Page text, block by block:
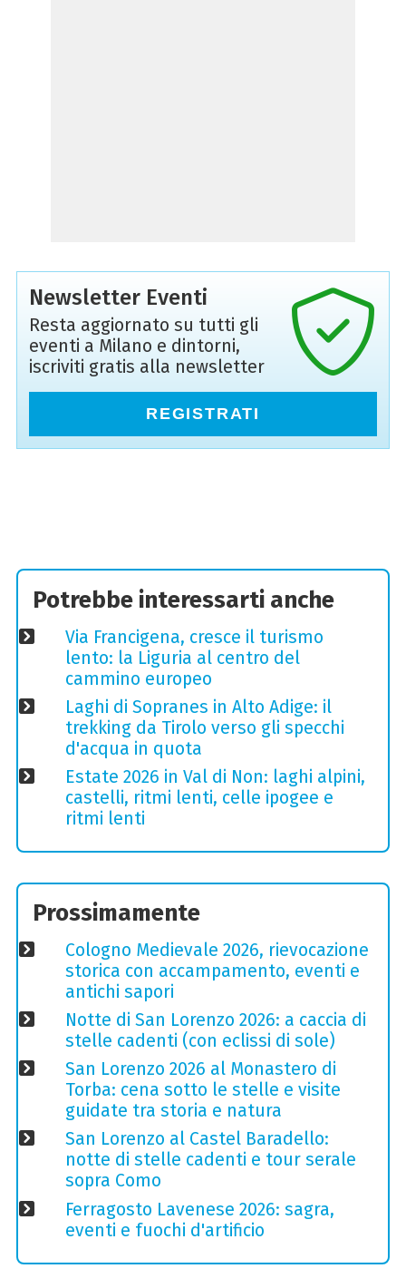
Newsletter Eventi
Resta aggiornato su tutti gli
eventi a Milano e dintorni,
iscriviti gratis alla newsletter
REGISTRATI
Potrebbe interessarti anche
Via Francigena, cresce il turismo
lento: la Liguria al centro del
cammino europeo
Laghi di Sopranes in Alto Adige: il
trekking da Tirolo verso gli specchi
d'acqua in quota
Estate 2026 in Val di Non: laghi alpini,
castelli, ritmi lenti, celle ipogee e
ritmi lenti
Prossimamente
Cologno Medievale 2026, rievocazione
storica con accampamento, eventi e
antichi sapori
Notte di San Lorenzo 2026: a caccia di
stelle cadenti (con eclissi di sole)
San Lorenzo 2026 al Monastero di
Torba: cena sotto le stelle e visite
guidate tra storia e natura
San Lorenzo al Castel Baradello:
notte di stelle cadenti e tour serale
sopra Como
Ferragosto Lavenese 2026: sagra,
eventi e fuochi d'artificio